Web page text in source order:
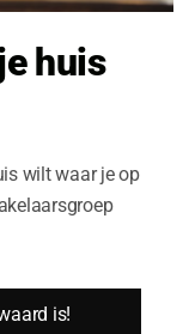
huis
wilt waar je op
is!